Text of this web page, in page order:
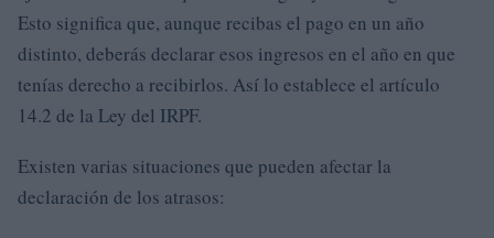
Esto significa que, aunque recibas el pago en un año
distinto, deberás declarar esos ingresos en el año en que
tenías derecho a recibirlos. Así lo establece el artículo
14.2 de la Ley del IRPF.
Existen varias situaciones que pueden afectar la
declaración de los atrasos: